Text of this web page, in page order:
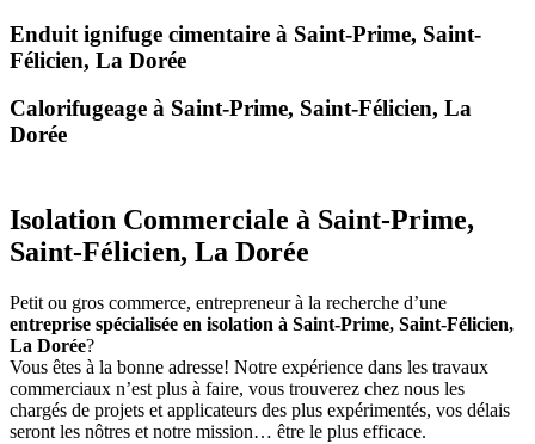
Enduit ignifuge cimentaire à Saint-Prime, Saint-
Félicien, La Dorée
Calorifugeage à Saint-Prime, Saint-Félicien, La
Dorée
Isolation Commerciale à Saint-Prime,
Saint-Félicien, La Dorée
Petit ou gros commerce, entrepreneur à la recherche d’une
entreprise spécialisée en isolation à Saint-Prime, Saint-Félicien,
La Dorée?
Vous êtes à la bonne adresse! Notre expérience dans les travaux
commerciaux n’est plus à faire, vous trouverez chez nous les
chargés de projets et applicateurs des plus expérimentés, vos délais
seront les nôtres et notre mission… être le plus efficace.